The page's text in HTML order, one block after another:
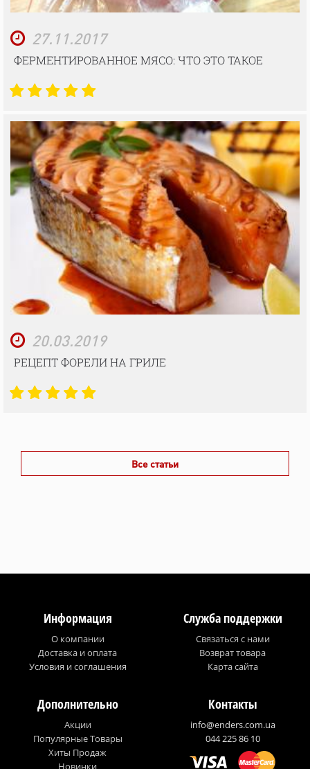
27.11.2017
ФЕРМЕНТИРОВАННОЕ МЯСО: ЧТО ЭТО ТАКОЕ
20.03.2019
РЕЦЕПТ ФОРЕЛИ НА ГРИЛЕ
Все статьи
Информация
О компании
Доставка и оплата
Условия и соглашения
Служба поддержки
Связаться с нами
Возврат товара
Карта сайта
Дополнительно
Акции
Популярные Товары
Хиты Продаж
Новинки
Контакты
info@enders.com.ua
044 225 86 10